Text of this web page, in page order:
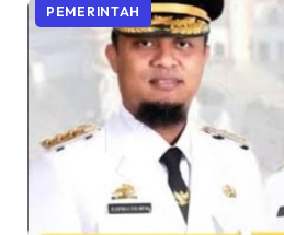
PEMERINTAH